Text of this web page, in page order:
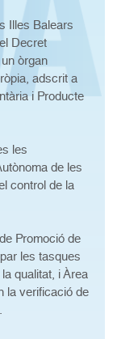
Illes Balears
Decret
òrgan
adscrit a
i Producte
les
de les
control de la
Promoció de
les tasques
qualitat, i Àrea
la verificació de